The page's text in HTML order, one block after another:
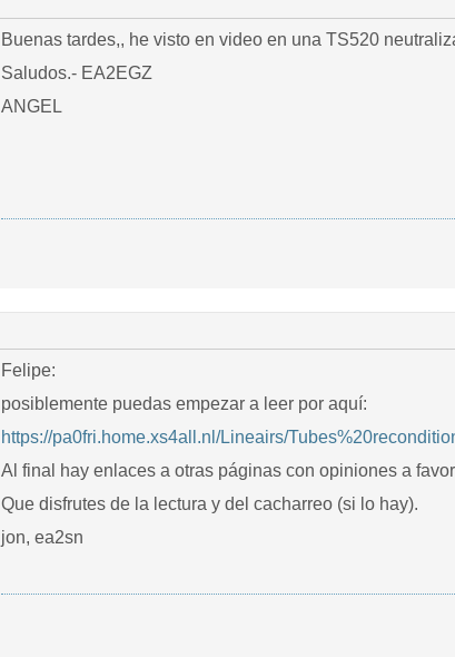
Buenas tardes,, he visto en video en una TS520
Saludos.- EA2EGZ
ANGEL
Felipe:
posiblemente puedas empezar a leer por aquí:
https://pa0fri.home.xs4all.nl/Lineairs/
Al final hay enlaces a otras páginas con opiniones a
Que disfrutes de la lectura y del cacharreo (si lo hay).
jon, ea2sn